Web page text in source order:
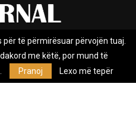
Marketing
Policy
e pavarur, e themeluar në vitin
të përmirësuar përvojën tuaj.
me këtë, por mund të
Pranoj Lexo më tepër